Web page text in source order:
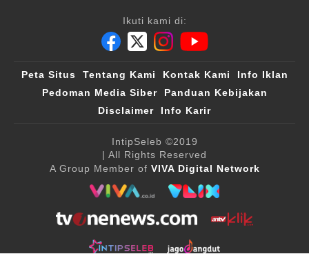
Ikuti kami di:
Peta Situs Tentang Kami Kontak Kami
Info Iklan
Pedoman Media Siber
Panduan Kebijakan
Disclaimer
Info Karir
IntipSeleb ©2019
| All Rights Reserved
A Group Member of VIVA Digital Network